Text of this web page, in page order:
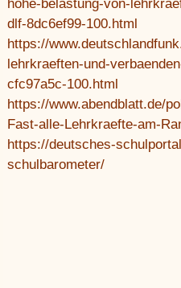
hohe-belastung-von-
dlf-8dc6ef99-100.html
https://
lehrkraeften-und-
cfc97a5c-100.html
https://www.abendblatt.de/
Fast-alle-Lehrkraefte-am-
https://deutsches-
schulbarometer/